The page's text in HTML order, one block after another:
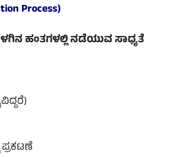
Process)
ಹಂತಗಳಲ್ಲಿ ನಡೆಯುವ ಸಾಧ್ಯತೆ